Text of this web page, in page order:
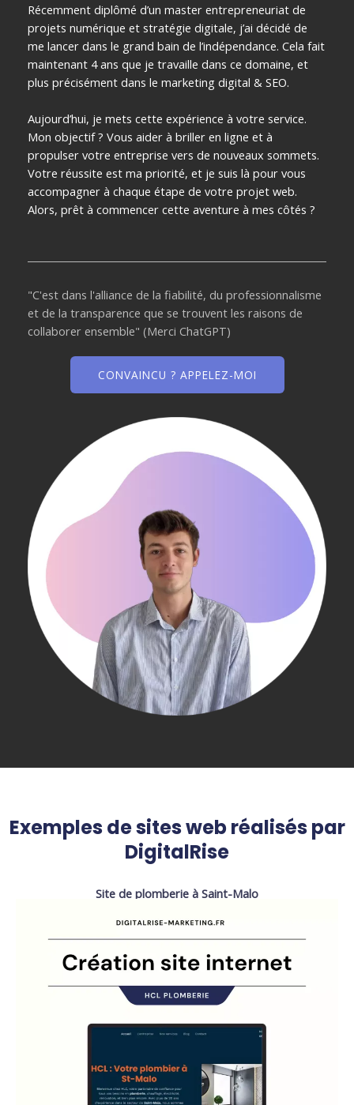
Récemment diplômé d’un master entrepreneuriat de
projets numérique et stratégie digitale, j’ai décidé de
me lancer dans le grand bain de l’indépendance. Cela fait
maintenant 4 ans que je travaille dans ce domaine, et
plus précisément dans le marketing digital & SEO.
Aujourd’hui, je mets cette expérience à votre service.
Mon objectif ? Vous aider à briller en ligne et à
propulser votre entreprise vers de nouveaux sommets.
Votre réussite est ma priorité, et je suis là pour vous
accompagner à chaque étape de votre projet web.
Alors, prêt à commencer cette aventure à mes côtés ?
"C'est dans l'alliance de la fiabilité, du professionnalisme
et de la transparence que se trouvent les raisons de
collaborer ensemble" (Merci ChatGPT)
CONVAINCU ? APPELEZ-MOI
Exemples de sites web réalisés par
DigitalRise
Site de plomberie à Saint-Malo